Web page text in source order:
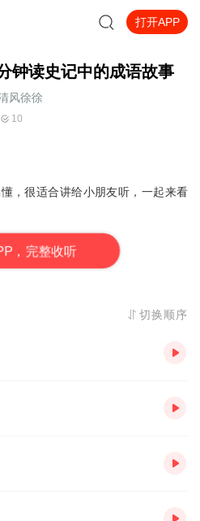
打开APP
钟读史记中的成语故事
风徐徐
10
，很适合讲给小朋友听，一起来看
P，完整收听
切换顺序